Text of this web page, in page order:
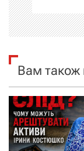
ц
і
я
з
а
п
Вам також